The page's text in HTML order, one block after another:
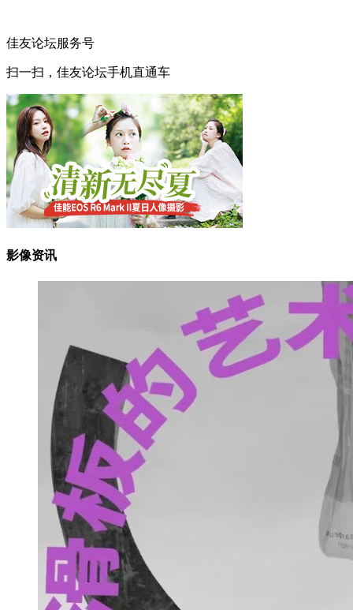
佳友论坛服务号
扫一扫，佳友论坛手机直通车
影像资讯